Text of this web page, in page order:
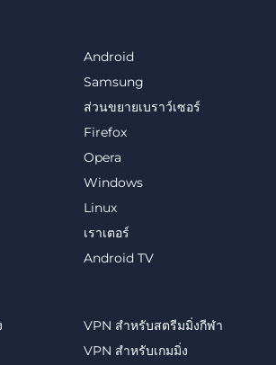
Android
Samsung
ส่วนขยายเบราว์เซอร์
Firefox
Opera
Windows
Linux
เราเตอร์
Android TV
VPN สำหรับสตรีมมิ่งกีฬา
VPN สำหรับเกมมิ่ง